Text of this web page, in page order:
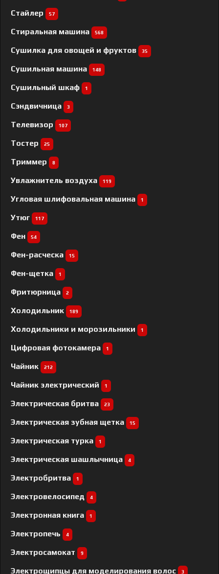
Стайлер 57
Стиральная машина 568
Сушилка для овощей и фруктов 35
Сушильная машина 148
Сушильный шкаф 1
Сэндвичница 3
Телевизор 107
Тостер 25
Триммер 8
Увлажнитель воздуха 119
Угловая шлифовальная машина 1
Утюг 117
Фен 54
Фен-расческа 15
Фен-щетка 1
Фритюрница 2
Холодильник 189
Холодильники и морозильники 1
Цифровая фотокамера 1
Чайник 212
Чайник электрический 1
Электрическая бритва 23
Электрическая зубная щетка 15
Электрическая турка 1
Электрическая шашлычница 4
Электробритва 1
Электровелосипед 4
Электронная книга 1
Электропечь 4
Электросамокат 9
Электрощипцы для моделирования волос 3